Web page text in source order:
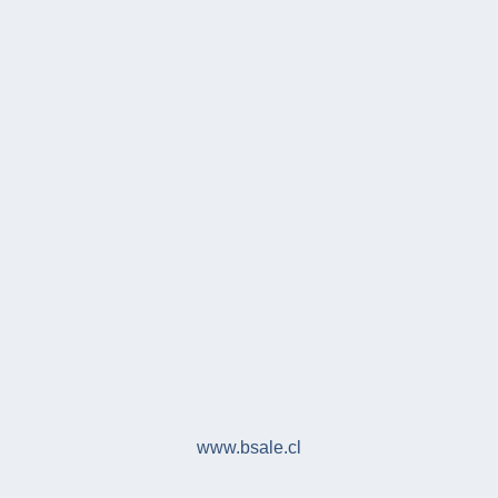
www.bsale.cl